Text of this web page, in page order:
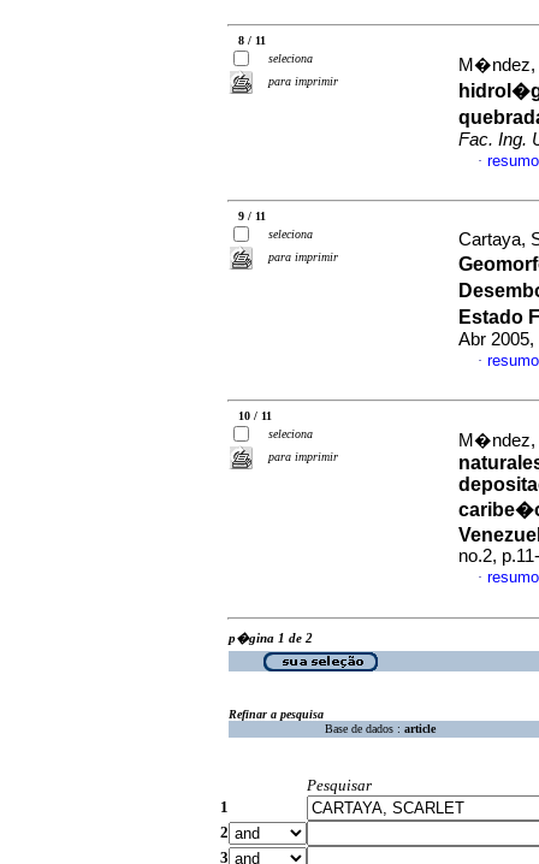
8 / 11
seleciona
para imprimir
M�ndez,
Fac. Ing.
·
9 / 11
seleciona
para imprimir
Cartaya,
Estado
Abr 2005,
·
10 / 11
seleciona
para imprimir
M�ndez,
no.2,
·
p�gina 1 de 2
Refinar a pesquisa
Base de dados : article
Pesquisar
1
2
3